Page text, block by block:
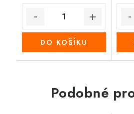
DO KOŠÍKU
Podobné